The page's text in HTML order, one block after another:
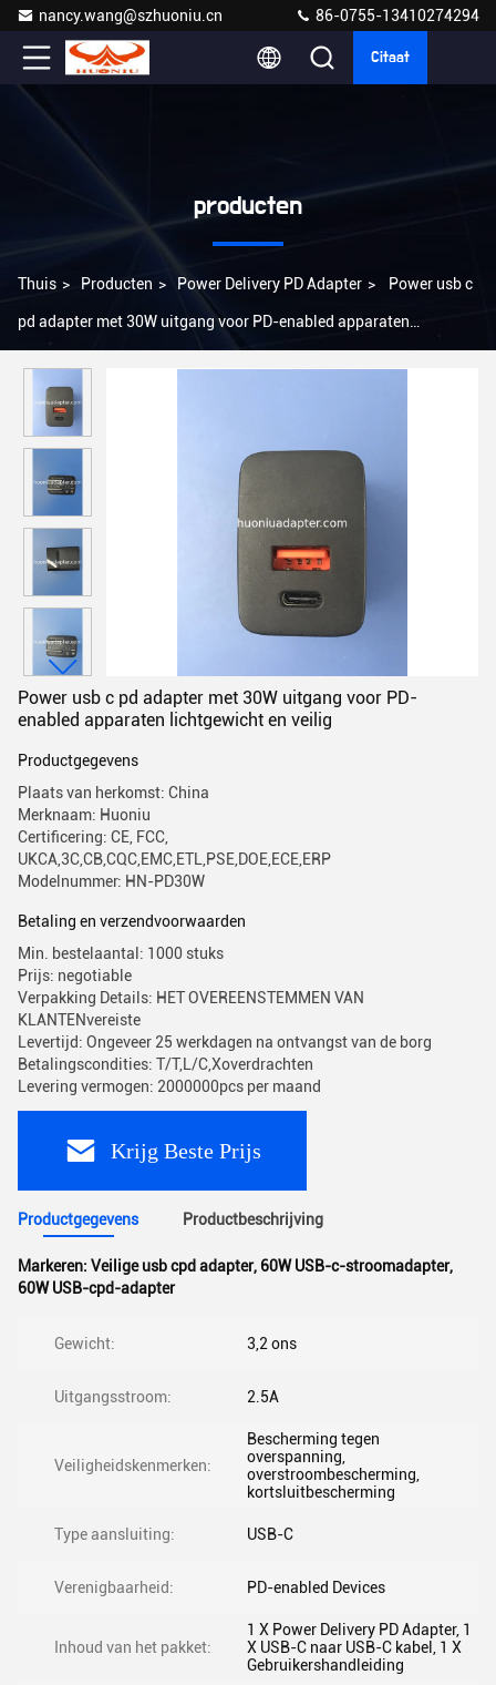
nancy.wang@szhuoniu.cn 86-0755-13410274294
Citaat
producten
Thuis > Producten > Power Delivery PD Adapter > Power usb c
pd adapter met 30W uitgang voor PD-enabled apparaten
Power usb c pd adapter met 30W uitgang voor PD-
enabled apparaten lichtgewicht en veilig
Productgegevens
Plaats van herkomst: China
Merknaam: Huoniu
Certificering: CE, FCC,
UKCA,3C,CB,CQC,EMC,ETL,PSE,DOE,ECE,ERP
Modelnummer: HN-PD30W
Betaling en verzendvoorwaarden
Min. bestelaantal: 1000 stuks
Prijs: negotiable
Verpakking Details: HET OVEREENSTEMMEN VAN
KLANTENvereiste
Levertijd: Ongeveer 25 werkdagen na ontvangst van de borg
Betalingscondities: T/T,L/C,Xoverdrachten
Levering vermogen: 2000000pcs per maand
Krijg Beste Prijs
Productgegevens Productbeschrijving
Markeren: Veilige usb cpd adapter, 60W USB-c-stroomadapter,
60W USB-cpd-adapter
Gewicht: 3,2 ons
Uitgangsstroom: 2.5A
Veiligheidskenmerken:
Bescherming tegen
overspanning,
overstroombescherming,
kortsluitbescherming
Type aansluiting: USB-C
Verenigbaarheid: PD-enabled Devices
Inhoud van het pakket:
1 X Power Delivery PD Adapter, 1
X USB-C naar USB-C kabel, 1 X
Gebruikershandleiding